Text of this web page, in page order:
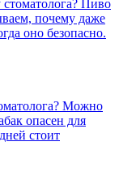
Пиво
почему даже
оно безопасно.
Можно
опасен для
стоит